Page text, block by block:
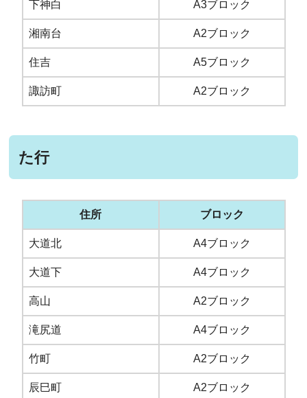
下神白 A3ブロック
湘南台 A2ブロック
住吉 A5ブロック
諏訪町 A2ブロック
た行
住所 ブロック
大道北 A4ブロック
大道下 A4ブロック
高山 A2ブロック
滝尻道 A4ブロック
竹町 A2ブロック
辰巳町 A2ブロック